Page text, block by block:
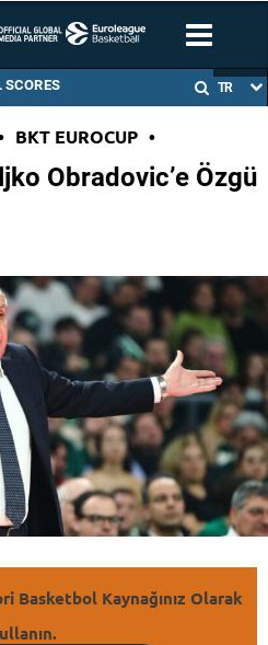
SCORES TR
BKT EUROCUP •
Obradovic’e Özgü
Basketbol Kaynağınız Olarak